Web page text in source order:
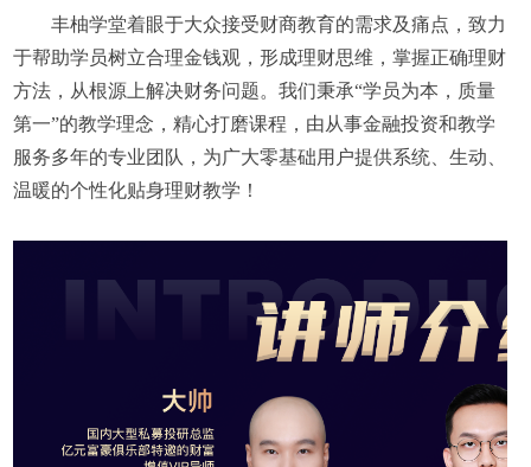
丰柚学堂着眼于大众接受财商教育的需求及痛点，致力
于帮助学员树立合理金钱观，形成理财思维，掌握正确理财
方法，从根源上解决财务问题。我们秉承“学员为本，质量
第一”的教学理念，精心打磨课程，由从事金融投资和教学
服务多年的专业团队，为广大零基础用户提供系统、生动、
温暖的个性化贴身理财教学！